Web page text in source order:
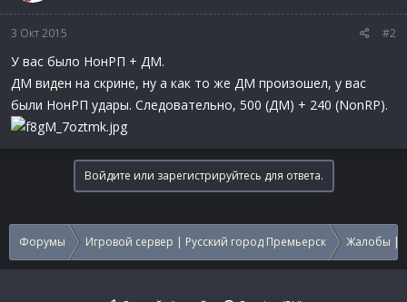
3 Окт 2015 #2
У вас было НонРП + ДМ.
ДМ виден на скрине, ну а как то же ДМ произошел, у вас
были НонРП удары. Следовательно, 500 (ДМ) + 240 (NonRP).
Войдите или зарегистрируйтесь для ответа.
Форумы Игровой сервер | Русский город Премьерск Жалобы |